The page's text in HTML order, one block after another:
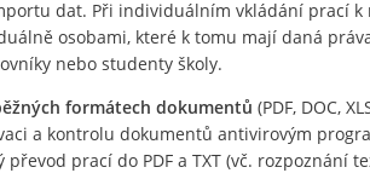
dat. Při individuálním vkládání prací
osobami, které k tomu mají daná
nebo studenty školy.
formátech dokumentů (PDF, DOC,
a kontrolu dokumentů antivirovým
prací do PDF a TXT (vč. rozpoznání